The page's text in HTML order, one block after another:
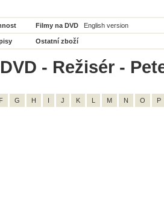
Filmy na DVD English version
Ostatní zboží
- Režisér -
F G H I J K L M N O P